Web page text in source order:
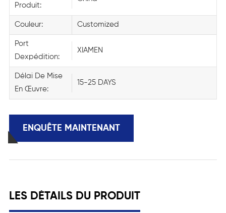
Produit:
Couleur: Customized
Port
Dexpédition:
XIAMEN
Délai De Mise
En Œuvre:
15-25 DAYS
ENQUÊTE MAINTENANT
LES DÉTAILS DU PRODUIT